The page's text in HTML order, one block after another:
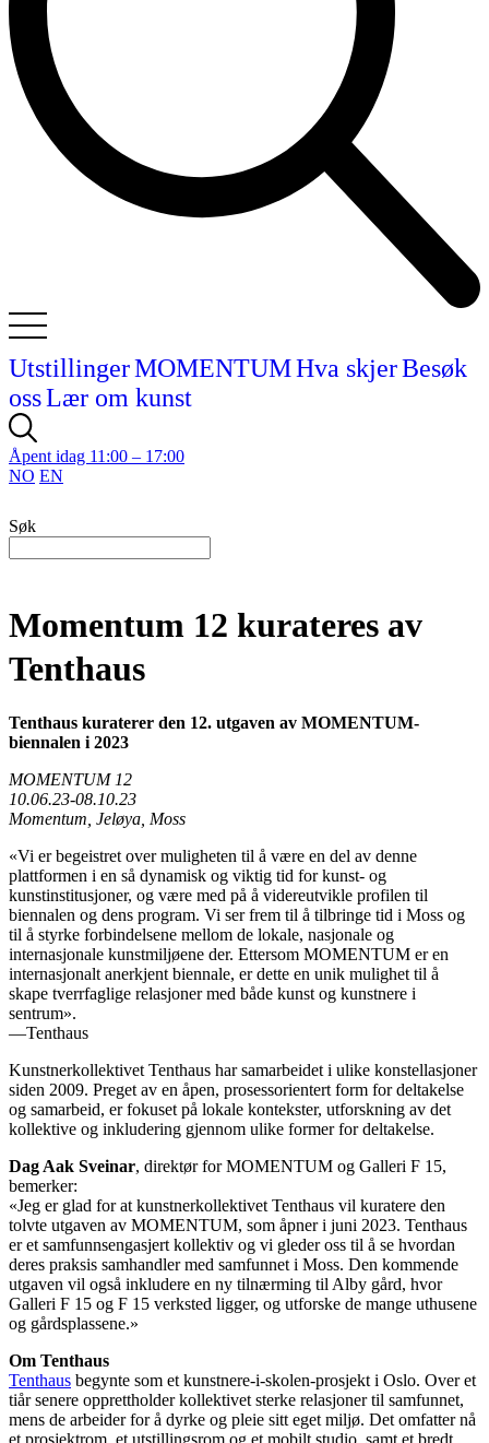
UtstillingerMOMENTUMHva skjerBesøk
ossLær om kunst
Åpent idag 11:00 – 17:00
NO EN
Søk
Momentum 12 kurateres av
Tenthaus
Tenthaus kuraterer den 12. utgaven av MOMENTUM-
biennalen i 2023
MOMENTUM 12
10.06.23-08.10.23
Momentum, Jeløya, Moss
«Vi er begeistret over muligheten til å være en del av denne
plattformen i en så dynamisk og viktig tid for kunst- og
kunstinstitusjoner, og være med på å videreutvikle profilen til
biennalen og dens program. Vi ser frem til å tilbringe tid i Moss og
til å styrke forbindelsene mellom de lokale, nasjonale og
internasjonale kunstmiljøene der. Ettersom MOMENTUM er en
internasjonalt anerkjent biennale, er dette en unik mulighet til å
skape tverrfaglige relasjoner med både kunst og kunstnere i
sentrum».
—Tenthaus
Kunstnerkollektivet Tenthaus har samarbeidet i ulike konstellasjoner
siden 2009. Preget av en åpen, prosessorientert form for deltakelse
og samarbeid, er fokuset på lokale kontekster, utforskning av det
kollektive og inkludering gjennom ulike former for deltakelse.
Dag Aak Sveinar, direktør for MOMENTUM og Galleri F 15,
bemerker:
«Jeg er glad for at kunstnerkollektivet Tenthaus vil kuratere den
tolvte utgaven av MOMENTUM, som åpner i juni 2023. Tenthaus
er et samfunnsengasjert kollektiv og vi gleder oss til å se hvordan
deres praksis samhandler med samfunnet i Moss. Den kommende
utgaven vil også inkludere en ny tilnærming til Alby gård, hvor
Galleri F 15 og F 15 verksted ligger, og utforske de mange uthusene
og gårdsplassene.»
Om Tenthaus
Tenthaus begynte som et kunstnere-i-skolen-prosjekt i Oslo. Over et
tiår senere opprettholder kollektivet sterke relasjoner til samfunnet,
mens de arbeider for å dyrke og pleie sitt eget miljø. Det omfatter nå